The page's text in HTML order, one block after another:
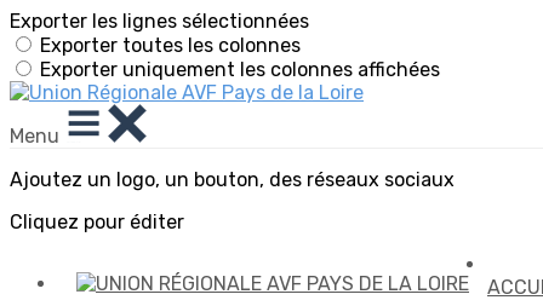
Exporter les lignes sélectionnées
Exporter toutes les colonnes
Exporter uniquement les colonnes affichées
Menu
Ajoutez un logo, un bouton, des réseaux sociaux
Cliquez pour éditer